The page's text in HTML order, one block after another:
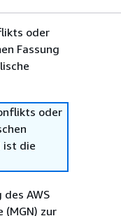
oder
Fassung
oder
ist die
AWS
(MGN) zur